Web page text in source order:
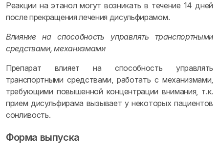
Реакции на этанол могут возникать в течение 14 дней
после прекращения лечения дисульфирамом.
Влияние на способность управлять транспортными
средствами, механизмами
Препарат влияет на способность управлять
транспортными средствами, работать с механизмами,
требующими повышенной концентрации внимания, т.к.
прием дисульфирама вызывает у некоторых пациентов
сонливость.
Форма выпуска